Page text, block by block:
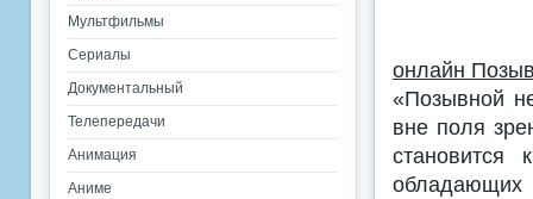
онлайн
«Позывной
вне поля
становится
обладающих
Мультфильмы
Сериалы
Документальный
Телепередачи
Анимация
Аниме